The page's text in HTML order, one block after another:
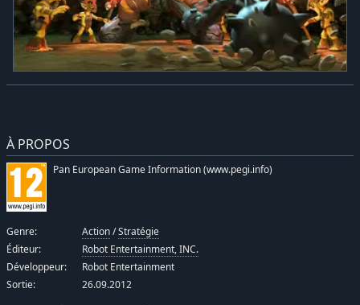
À PROPOS
Pan European Game Information (www.pegi.info)
Genre: Action/Stratégie
Éditeur:
Robot Entertainment, INC.
Développeur:
Robot Entertainment
Sortie:
26.09.2012